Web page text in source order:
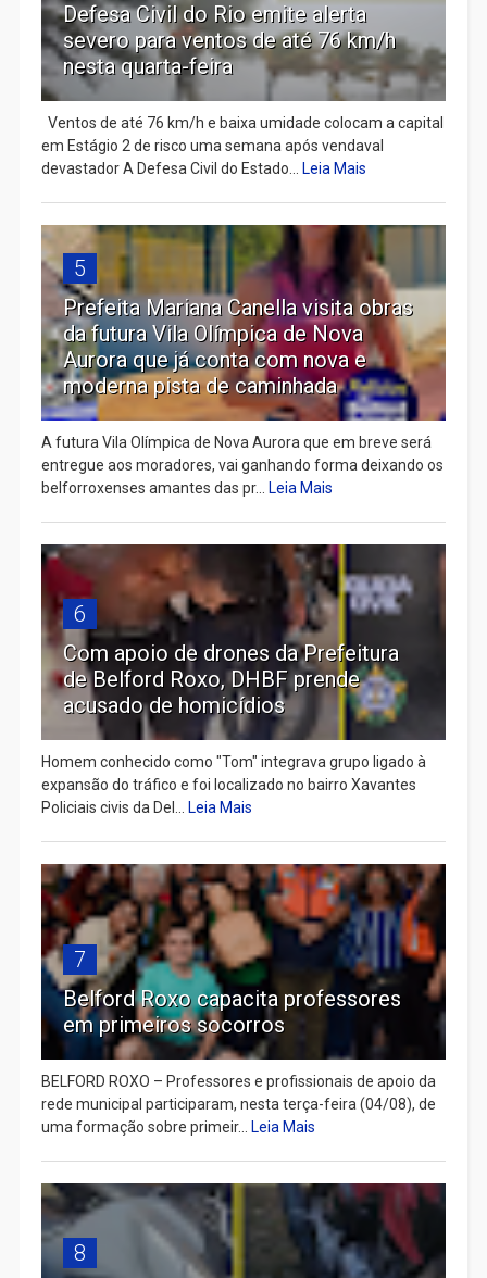
Defesa Civil do Rio emite alerta
severo para ventos de até 76 km/h
nesta quarta-feira
Ventos de até 76 km/h e baixa umidade colocam a capital
em Estágio 2 de risco uma semana após vendaval
devastador A Defesa Civil do Estado... Leia Mais
5
Prefeita Mariana Canella visita obras
da futura Vila Olímpica de Nova
Aurora que já conta com nova e
moderna pista de caminhada
A futura Vila Olímpica de Nova Aurora que em breve será
entregue aos moradores, vai ganhando forma deixando os
belforroxenses amantes das pr... Leia Mais
6
Com apoio de drones da Prefeitura
de Belford Roxo, DHBF prende
acusado de homicídios
Homem conhecido como "Tom" integrava grupo ligado à
expansão do tráfico e foi localizado no bairro Xavantes
Policiais civis da Del... Leia Mais
7
Belford Roxo capacita professores
em primeiros socorros
BELFORD ROXO – Professores e profissionais de apoio da
rede municipal participaram, nesta terça-feira (04/08), de
uma formação sobre primeir... Leia Mais
8